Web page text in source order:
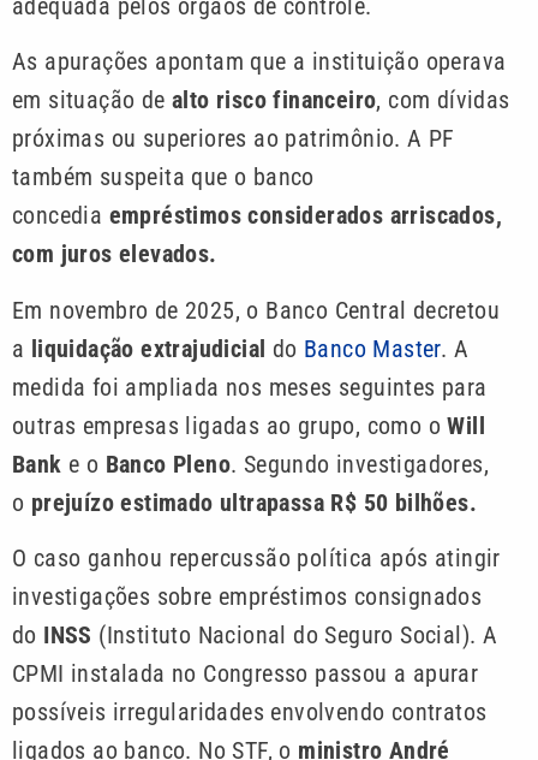
adequada pelos órgãos de controle.
As apurações apontam que a instituição operava
em situação dealto risco financeiro, com dívidas
próximas ou superiores ao patrimônio. A PF
também suspeita que o banco
concedia empréstimos considerados arriscados,
com juros elevados.
Em novembro de 2025, o Banco Central decretou
a liquidação extrajudicial do Banco Master. A
medida foi ampliada nos meses seguintes para
outras empresas ligadas ao grupo, como oWill
Bank e o Banco Pleno. Segundo investigadores,
o prejuízo estimado ultrapassa R$ 50 bilhões.
O caso ganhou repercussão política após atingir
investigações sobre empréstimos consignados
do INSS (Instituto Nacional do Seguro Social). A
CPMI instalada no Congresso passou a apurar
possíveis irregularidades envolvendo contratos
ligados ao banco. No STF, o ministro André